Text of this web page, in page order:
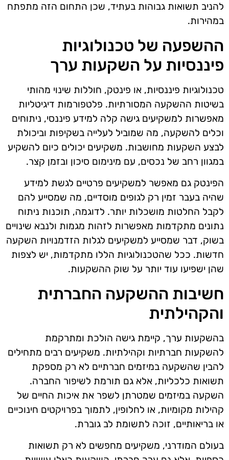
להניב תשואות גבוהות בעתיד, שכן התחום הזה מתפתח
במהירות.
ההשפעה של טכנולוגיות
פיננסיות על השקעות ערך
טכנולוגיות פיננסיות, או פינטק, חוללות שינוי מהותי
בשיטות ההשקעה המסורתיות. פלטפורמות דיגיטליות
מאפשרות למשקיעים גישה קלה למידע פיננסי, ניתוחים
וכלים להשקעה, מה שמוביל לעלייה בשקיפות וביכולת
לבצע השקעות מחושבות. משקיעים יכולים כיום להשקיע
במגוון רחב של נכסים, עם מינימום סיכון ובזמן קצר.
הפינטק גם מאפשר למשקיעים פרטיים לגשת למידע
שהיה בעבר זמין רק לגופים מוסדיים, מה שמסייע להם
לקבל החלטות מושכלות יותר. לדוגמה, תוכנות ניתוח
נתונים מתקדמות מאפשרות לזהות מגמות ולנבא שינויים
בשוק, דבר שמסייע למשקיעים לגלות הזדמנויות השקעה
חדשות. ככל שהטכנולוגיות הללו מתקדמות, יש לצפות
שהן ישפיעו עוד יותר על שוק ההשקעות.
חשיבות ההשקעה החברתית
והקהילתית
בהשקעות ערך, קיימת גישה הולכת ומתרקמת
להשקעות חברתיות וקהילתיות. משקיעים רבים מתחילים
להבין שהשקעה במיזמים חברתיים לא רק מספקת
תשואות כלכליות, אלא גם תורמת לשיפור החברה.
השקעה במיזמים שמטרתן לשפר את איכות החיים של
קהילות מקומיות, או לחלופין, לתמוך בפרויקטים חינוכיים
או בריאותיים, זוכה לתשומת לב גוברת.
בעולם המודרני, משקיעים מחפשים לא רק תשואות